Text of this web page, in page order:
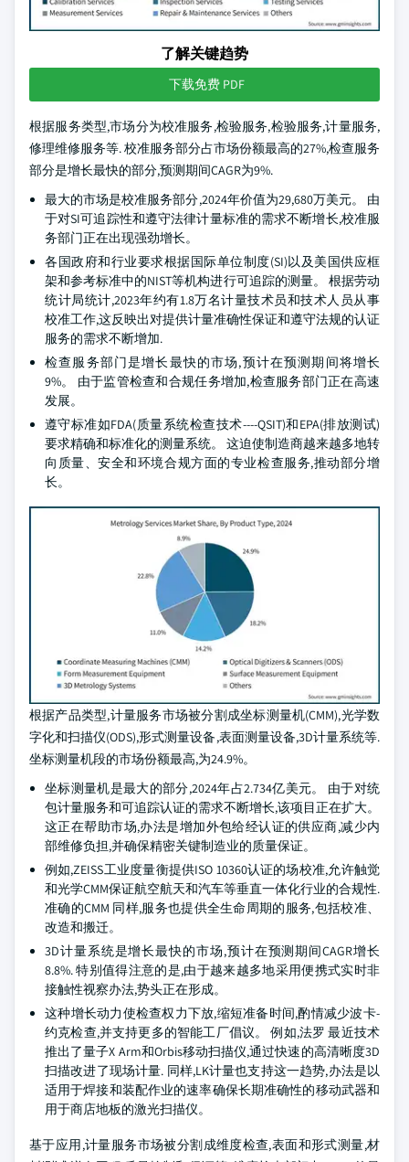
了解关键趋势
下载免费 PDF
根据服务类型,市场分为校准服务,检验服务,检验服务,计量服务,
修理维修服务等. 校准服务部分占市场份额最高的27%,检查服务
部分是增长最快的部分,预测期间CAGR为9%.
最大的市场是校准服务部分,2024年价值为29,680万美元。 由
于对SI可追踪性和遵守法律计量标准的需求不断增长,校准服
务部门正在出现强劲增长。
各国政府和行业要求根据国际单位制度(SI)以及美国供应框
架和参考标准中的NIST等机构进行可追踪的测量。 根据劳动
统计局统计,2023年约有1.8万名计量技术员和技术人员从事
校准工作,这反映出对提供计量准确性保证和遵守法规的认证
服务的需求不断增加.
检查服务部门是增长最快的市场,预计在预测期间将增长
9%。 由于监管检查和合规任务增加,检查服务部门正在高速
发展。
遵守标准如FDA(质量系统检查技术----QSIT)和EPA(排放测试)
要求精确和标准化的测量系统。 这迫使制造商越来越多地转
向质量、安全和环境合规方面的专业检查服务,推动部分增
长。
根据产品类型,计量服务市场被分割成坐标测量机(CMM),光学数
字化和扫描仪(ODS),形式测量设备,表面测量设备,3D计量系统等.
坐标测量机段的市场份额最高,为24.9%。
坐标测量机是最大的部分,2024年占2.734亿美元。 由于对统
包计量服务和可追踪认证的需求不断增长,该项目正在扩大。
这正在帮助市场,办法是增加外包给经认证的供应商,减少内
部维修负担,并确保精密关键制造业的质量保证。
例如,ZEISS工业度量衡提供ISO 10360认证的场校准,允许触觉
和光学CMM保证航空航天和汽车等垂直一体化行业的合规性.
准确的CMM 同样,服务也提供全生命周期的服务,包括校准、
改造和搬迁。
3D计量系统是增长最快的市场,预计在预测期间CAGR增长
8.8%. 特别值得注意的是,由于越来越多地采用便携式实时非
接触性视察办法,势头正在形成。
这种增长动力使检查权力下放,缩短准备时间,酌情减少波卡-
约克检查,并支持更多的智能工厂倡议。 例如,法罗 最近技术
推出了量子X Arm和Orbis移动扫描仪,通过快速的高清晰度3D
扫描改进了现场计量. 同样,LK计量也支持这一趋势,办法是以
适用于焊接和装配作业的速率确保长期准确性的移动武器和
用于商店地板的激光扫描仪。
基于应用,计量服务市场被分割成维度检查,表面和形式测量,材